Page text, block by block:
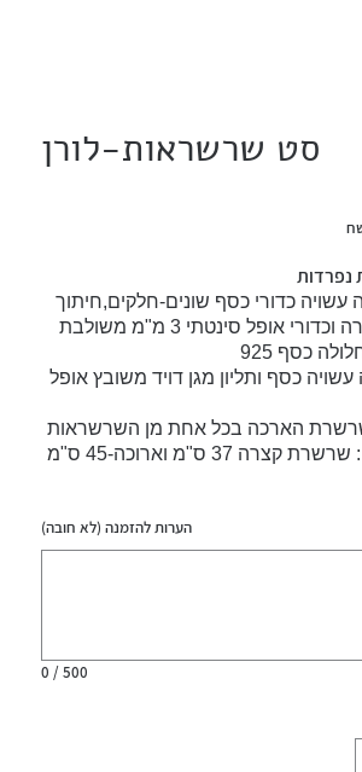
סט שרשראות-לורן
כדורי כסף שונים-חלקים,חיתוך
יהלום,טקסטורה וכדורי אופל סינטתי 3 מ"מ משולבת
כסף 925
כסף ותליון מגן דויד משובץ אופל
הארכה בכל אחת מן השרשראות
37 ס"מ וארוכה-45 ס"מ
הערות להזמנה (לא חובה)
0 / 500